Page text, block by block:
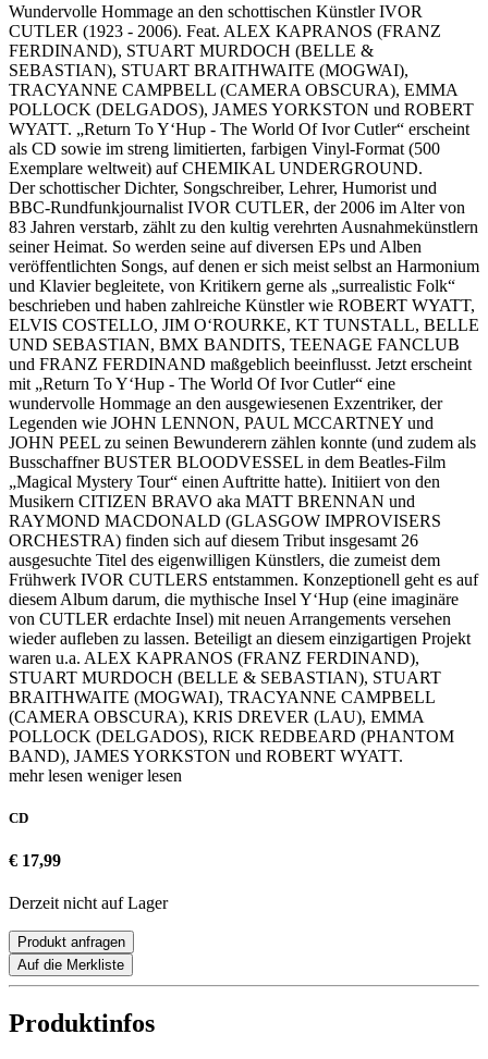
Wundervolle Hommage an den schottischen Künstler IVOR
CUTLER (1923 - 2006). Feat. ALEX KAPRANOS (FRANZ
FERDINAND), STUART MURDOCH (BELLE &
SEBASTIAN), STUART BRAITHWAITE (MOGWAI),
TRACYANNE CAMPBELL (CAMERA OBSCURA), EMMA
POLLOCK (DELGADOS), JAMES YORKSTON und ROBERT
WYATT. „Return To Y‘Hup - The World Of Ivor Cutler“ erscheint
als CD sowie im streng limitierten, farbigen Vinyl-Format (500
Exemplare weltweit) auf CHEMIKAL UNDERGROUND.
Der schottischer Dichter, Songschreiber, Lehrer, Humorist und
BBC-Rundfunkjournalist IVOR CUTLER, der 2006 im Alter von
83 Jahren verstarb, zählt zu den kultig verehrten Ausnahmekünstlern
seiner Heimat. So werden seine auf diversen EPs und Alben
veröffentlichten Songs, auf denen er sich meist selbst an Harmonium
und Klavier begleitete, von Kritikern gerne als „surrealistic Folk“
beschrieben und haben zahlreiche Künstler wie ROBERT WYATT,
ELVIS COSTELLO, JIM O‘ROURKE, KT TUNSTALL, BELLE
UND SEBASTIAN, BMX BANDITS, TEENAGE FANCLUB
und FRANZ FERDINAND maßgeblich beeinflusst. Jetzt erscheint
mit „Return To Y‘Hup - The World Of Ivor Cutler“ eine
wundervolle Hommage an den ausgewiesenen Exzentriker, der
Legenden wie JOHN LENNON, PAUL MCCARTNEY und
JOHN PEEL zu seinen Bewunderern zählen konnte (und zudem als
Busschaffner BUSTER BLOODVESSEL in dem Beatles-Film
„Magical Mystery Tour“ einen Auftritte hatte). Initiiert von den
Musikern CITIZEN BRAVO aka MATT BRENNAN und
RAYMOND MACDONALD (GLASGOW IMPROVISERS
ORCHESTRA) finden sich auf diesem Tribut insgesamt 26
ausgesuchte Titel des eigenwilligen Künstlers, die zumeist dem
Frühwerk IVOR CUTLERS entstammen. Konzeptionell geht es auf
diesem Album darum, die mythische Insel Y‘Hup (eine imaginäre
von CUTLER erdachte Insel) mit neuen Arrangements versehen
wieder aufleben zu lassen. Beteiligt an diesem einzigartigen Projekt
waren u.a. ALEX KAPRANOS (FRANZ FERDINAND),
STUART MURDOCH (BELLE & SEBASTIAN), STUART
BRAITHWAITE (MOGWAI), TRACYANNE CAMPBELL
(CAMERA OBSCURA), KRIS DREVER (LAU), EMMA
POLLOCK (DELGADOS), RICK REDBEARD (PHANTOM
BAND), JAMES YORKSTON und ROBERT WYATT.
mehr lesen weniger lesen
CD
€ 17,99
Derzeit nicht auf Lager
Produkt anfragen
Auf die Merkliste
Produktinfos